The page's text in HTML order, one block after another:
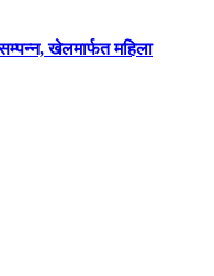
खेलमार्फत महिला